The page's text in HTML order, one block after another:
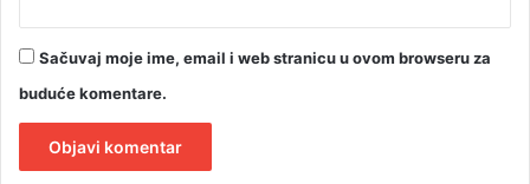
Sačuvaj moje ime, email i web stranicu u ovom browseru za
buduće komentare.